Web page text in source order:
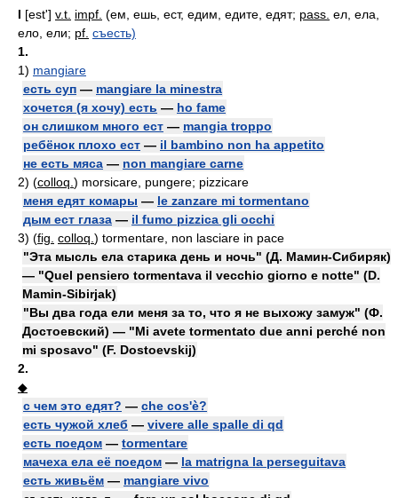
I [est'] v.t. impf. (ем, ешь, ест, едим, едите, едят; pass. ел, ела,
ело, ели; pf. съесть)
1.
1) mangiare
есть суп — mangiare la minestra
хочется (я хочу) есть — ho fame
он слишком много ест — mangia troppo
ребёнок плохо ест — il bambino non ha appetito
не есть мяса — non mangiare carne
2) (colloq. ) morsicare, pungere; pizzicare
меня едят комары — le zanzare mi tormentano
дым ест глаза — il fumo pizzica gli occhi
3) (fig. colloq. ) tormentare, non lasciare in pace
"Эта мысль ела старика день и ночь" (Д. Мамин-Сибиряк)
— "Quel pensiero tormentava il vecchio giorno e notte" (D.
Mamin-Sibirjak)
"Вы два года ели меня за то, что я не выхожу замуж" (Ф.
Достоевский) — "Mi avete tormentato due anni perché non
mi sposavo" (F. Dostoevskij)
2.
◆
с чем это едят? — che cos'è?
есть чужой хлеб — vivere alle spalle di qd
есть поедом — tormentare
мачеха ела её поедом — la matrigna la perseguitava
есть живьём — mangiare vivo